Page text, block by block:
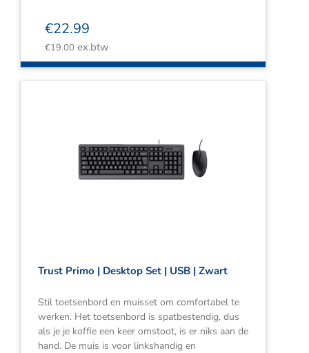
€22.99
€19.00 ex.btw
Trust Primo | Desktop Set | USB | Zwart
Stil toetsenbord en muisset om comfortabel te
werken. Het toetsenbord is spatbestendig, dus
als je je koffie een keer omstoot, is er niks aan de
hand. De muis is voor linkshandig en